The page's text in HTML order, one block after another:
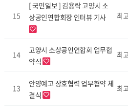
15
[ 국민일보 ] 김용락 고양시 소
상공인연합회장 인터뷰 기사
최
14
고양시 소상공인연합회 업무협
약식
최
13
안양예고 상호협력 업무협약 체
결식
최